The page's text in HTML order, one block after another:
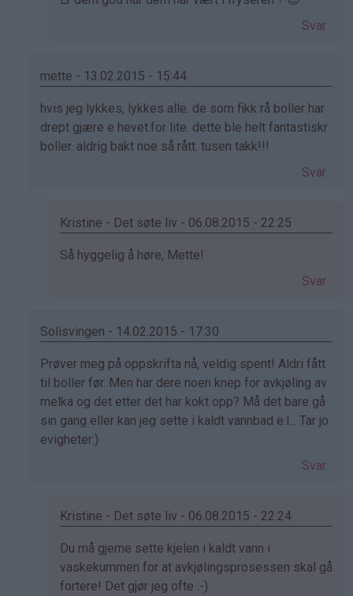
-
Svar
mette - 13.02.2015 - 15:44
Som
svar
på
bekreftet)
hvis jeg lykkes, lykkes alle. de som fikk rå boller har
drept gjære e hevet.for lite. dette ble helt fantastiskr
boller. aldrig bakt noe så rått. tusen takk!!!
Svar
Kristine - Det søte liv - 06.08.2015 - 22:25
Som
mette
bekreftet)
Så hyggelig å høre, Mette!
Svar
Solisvingen - 14.02.2015 - 17:30
Som
svar
på
av
Elinda
Prøver meg på oppskrifta nå, veldig spent! Aldri fått
til boller før. Men har dere noen knep for avkjøling av
melka og det etter det har kokt opp? Må det bare gå
sin gang eller kan jeg sette i kaldt vannbad e.l... Tar jo
evigheter:)
Svar
Kristine - Det søte liv - 06.08.2015 - 22:24
Som
svar
på
Du må gjerne sette kjelen i kaldt vann i
vaskekummen for at avkjølingsprosessen skal gå
fortere! Det gjør jeg ofte :-)